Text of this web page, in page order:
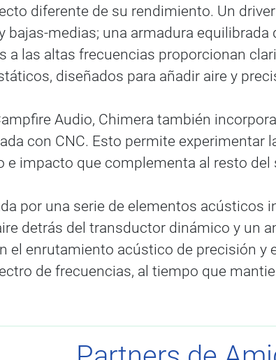
diferente de su rendimiento. Un
bajas-medias; una armadura
a las altas frecuencias proporcionan
diseñados para añadir aire y
Audio, Chimera también
con CNC. Esto permite
e impacto que complementa al resto del
por una serie de elementos acústicos
detrás del transductor dinámico y un
el enrutamiento acústico de precisión y
de frecuencias, al tiempo que